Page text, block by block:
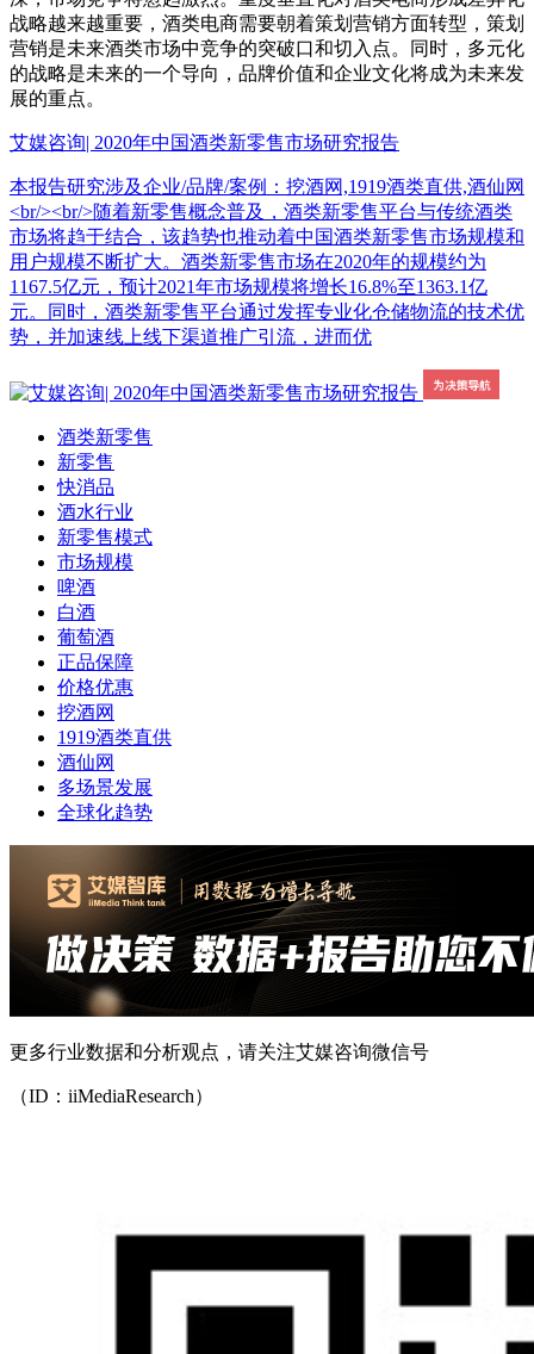
战略越来越重要，酒类电商需要朝着策划营销方面转型，策划
营销是未来酒类市场中竞争的突破口和切入点。同时，多元化
的战略是未来的一个导向，品牌价值和企业文化将成为未来发
展的重点。
艾媒咨询| 2020年中国酒类新零售市场研究报告
本报告研究涉及企业/品牌/案例：挖酒网,1919酒类直供,酒仙网
<br/><br/>随着新零售概念普及，酒类新零售平台与传统酒类
市场将趋于结合，该趋势也推动着中国酒类新零售市场规模和
用户规模不断扩大。酒类新零售市场在2020年的规模约为
1167.5亿元，预计2021年市场规模将增长16.8%至1363.1亿
元。同时，酒类新零售平台通过发挥专业化仓储物流的技术优
势，并加速线上线下渠道推广引流，进而优
酒类新零售
新零售
快消品
酒水行业
新零售模式
市场规模
啤酒
白酒
葡萄酒
正品保障
价格优惠
挖酒网
1919酒类直供
酒仙网
多场景发展
全球化趋势
更多行业数据和分析观点，请关注艾媒咨询微信号
（ID：iiMediaResearch）